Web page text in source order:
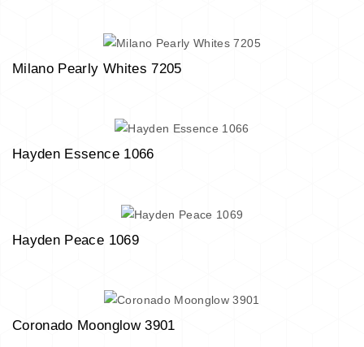
Milano Pearly Whites 7205
Hayden Essence 1066
Hayden Peace 1069
Coronado Moonglow 3901